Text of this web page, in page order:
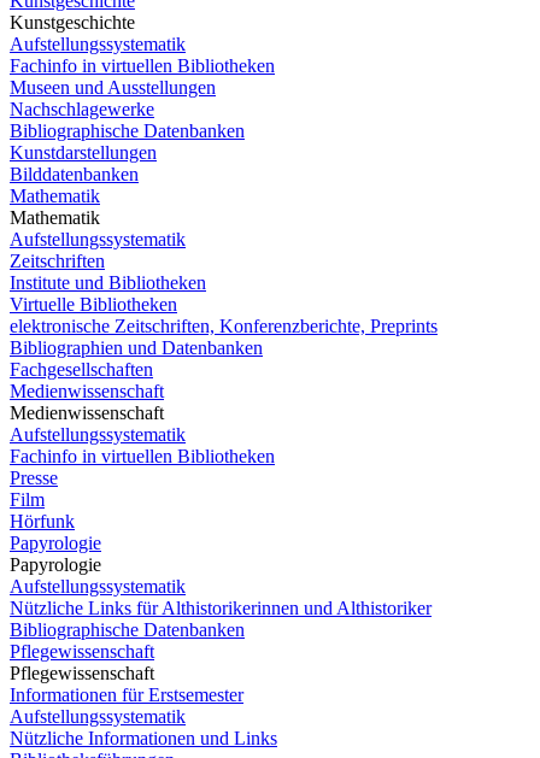
Kunstgeschichte
Aufstellungssystematik
Fachinfo in virtuellen Bibliotheken
Museen und Ausstellungen
Nachschlagewerke
Bibliographische Datenbanken
Kunstdarstellungen
Bilddatenbanken
Mathematik
Mathematik
Aufstellungssystematik
Zeitschriften
Institute und Bibliotheken
Virtuelle Bibliotheken
elektronische Zeitschriften, Konferenzberichte, Preprints
Bibliographien und Datenbanken
Fachgesellschaften
Medienwissenschaft
Medienwissenschaft
Aufstellungssystematik
Fachinfo in virtuellen Bibliotheken
Presse
Film
Hörfunk
Papyrologie
Papyrologie
Aufstellungssystematik
Nützliche Links für Althistorikerinnen und Althistoriker
Bibliographische Datenbanken
Pflegewissenschaft
Pflegewissenschaft
Informationen für Erstsemester
Aufstellungssystematik
Nützliche Informationen und Links